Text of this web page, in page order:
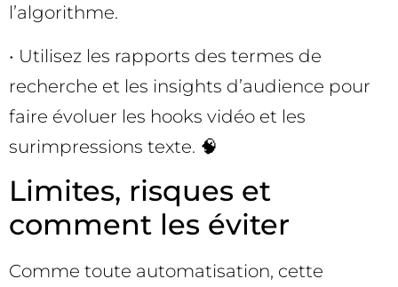
l’algorithme.
• Utilisez les rapports des termes de
recherche et les insights d’audience pour
faire évoluer les hooks vidéo et les
surimpressions texte. 🧠
Limites, risques et
comment les éviter
Comme toute automatisation, cette